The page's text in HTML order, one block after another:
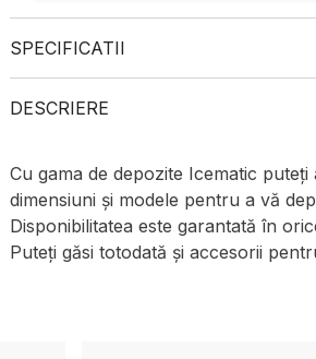
SPECIFICATII
DESCRIERE
Cu gama de depozite Icematic
dimensiuni și modele pentru a vă
Disponibilitatea este garantată în
Puteți găsi totodată și accesorii